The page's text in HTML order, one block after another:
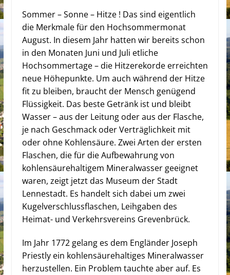
Sommer – Sonne – Hitze ! Das sind eigentlich
die Merkmale für den Hochsommermonat
August. In diesem Jahr hatten wir bereits schon
in den Monaten Juni und Juli etliche
Hochsommertage – die Hitzerekorde erreichten
neue Höhepunkte. Um auch während der Hitze
fit zu bleiben, braucht der Mensch genügend
Flüssigkeit. Das beste Getränk ist und bleibt
Wasser – aus der Leitung oder aus der Flasche,
je nach Geschmack oder Verträglichkeit mit
oder ohne Kohlensäure. Zwei Arten der ersten
Flaschen, die für die Aufbewahrung von
kohlensäurehaltigem Mineralwasser geeignet
waren, zeigt jetzt das Museum der Stadt
Lennestadt. Es handelt sich dabei um zwei
Kugelverschlussflaschen, Leihgaben des
Heimat- und Verkehrsvereins Grevenbrück.
Im Jahr 1772 gelang es dem Engländer Joseph
Priestly ein kohlensäurehaltiges Mineralwasser
herzustellen. Ein Problem tauchte aber auf. Es